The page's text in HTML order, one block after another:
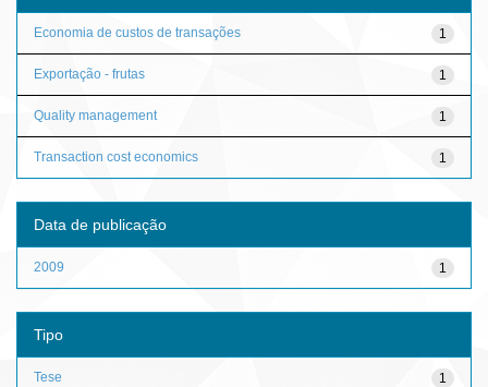
1
Economia de custos de transações
1
Exportação - frutas
1
Quality management
1
Transaction cost economics
Data de publicação
1
2009
Tipo
1
Tese